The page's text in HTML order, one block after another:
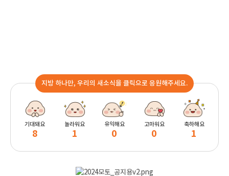
지방 하나만, 우리의 새소식을 클릭으로 응원해주세요.
기대돼요
8
놀라워요
1
유익해요
0
고마워요
0
축하해요
1